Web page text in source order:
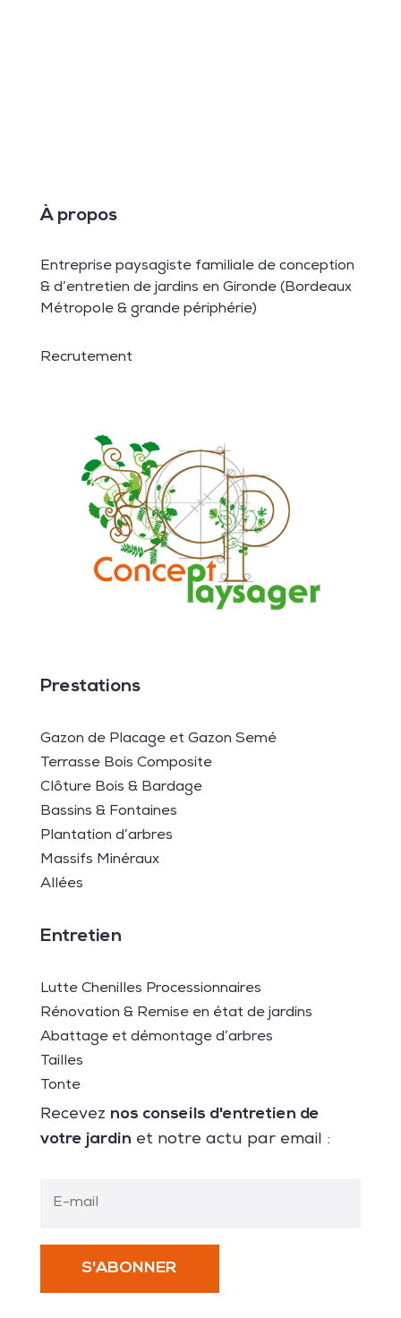
À propos
Entreprise paysagiste familiale de conception
& d’entretien de jardins en Gironde (Bordeaux
Métropole & grande périphérie)
Recrutement
Prestations
Gazon de Placage et Gazon Semé
Terrasse Bois Composite
Clôture Bois & Bardage
Bassins & Fontaines
Plantation d’arbres
Massifs Minéraux
Allées
Entretien
Lutte Chenilles Processionnaires
Rénovation & Remise en état de jardins
Abattage et démontage d’arbres
Tailles
Tonte
Recevez nos conseils d'entretien de
votre jardin et notre actu par email :
S'ABONNER